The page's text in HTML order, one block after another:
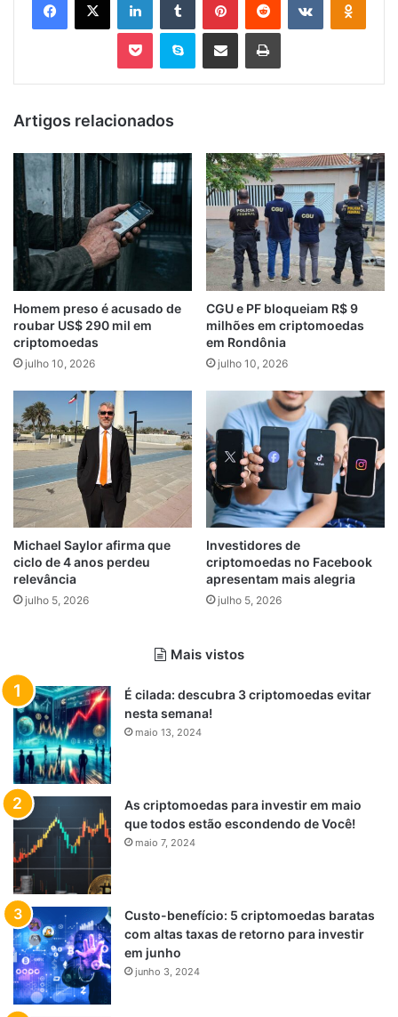
Pocket Skype Compartilhar via e-mail Imprimir
Artigos relacionados
Homem preso é acusado de
roubar US$ 290 mil em
criptomoedas
julho 10, 2026
CGU e PF bloqueiam R$ 9
milhões em criptomoedas
em Rondônia
julho 10, 2026
Michael Saylor afirma que
ciclo de 4 anos perdeu
relevância
julho 5, 2026
Investidores de
criptomoedas no Facebook
apresentam mais alegria
julho 5, 2026
Mais vistos
É cilada: descubra 3 criptomoedas evitar
nesta semana!
maio 13, 2024
As criptomoedas para investir em maio
que todos estão escondendo de Você!
maio 7, 2024
Custo-benefício: 5 criptomoedas baratas
com altas taxas de retorno para investir
em junho
junho 3, 2024